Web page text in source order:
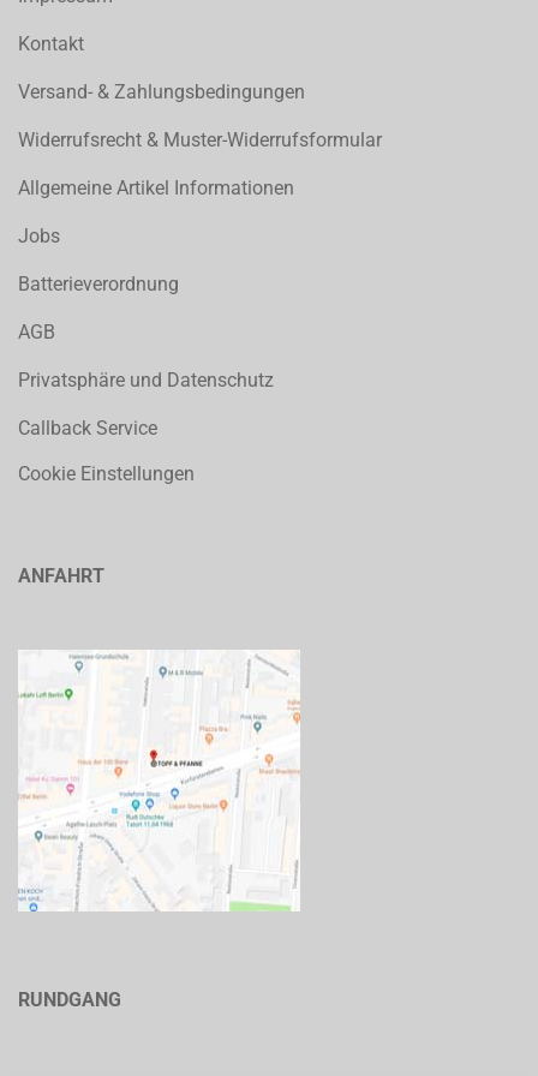
Kontakt
Versand- & Zahlungsbedingungen
Widerrufsrecht & Muster-Widerrufsformular
Allgemeine Artikel Informationen
Jobs
Batterieverordnung
AGB
Privatsphäre und Datenschutz
Callback Service
Cookie Einstellungen
ANFAHRT
RUNDGANG